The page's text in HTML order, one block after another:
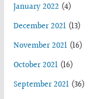
January 2022 (4)
December 2021(13)
November 2021(16)
October 2021(16)
September 2021(36)